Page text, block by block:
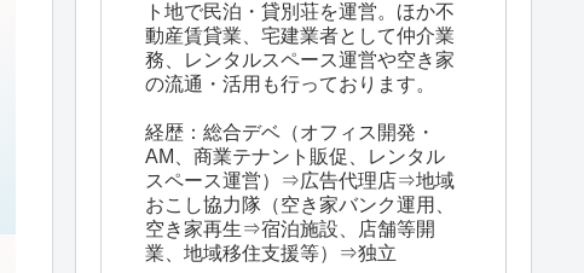
ト地で民泊・貸別荘を運営。ほか不
動産賃貸業、宅建業者として仲介業
務、レンタルスペース運営や空き家
の流通・活用も行っております。
経歴：総合デベ（オフィス開発・
AM、商業テナント販促、レンタル
スペース運営）⇒広告代理店⇒地域
おこし協力隊（空き家バンク運用、
空き家再生⇒宿泊施設、店舗等開
業、地域移住支援等）⇒独立